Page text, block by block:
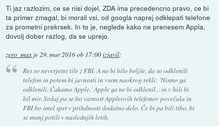
Ti jaz razlozim, ce se nisi dojel, ZDA ima precedencno pravo, ce bi
ta primer zmagal, bi morali vsi, od googla naprej odklepati telefone
za prometni prekrsek. In to je, neglede kako ne prenesem Appla,
dovolj dober razlog, da se uprejo.
zero_max je29. mar 2016 ob 17:00izjavil:
Res so neverjetni tile z FBI. A ne bi bilo boljše, da so odklenili
telefon in potem bi javnosti in vsem naokrog rekli: 'Nismo ga
odklenili. Čakamo Apple.' Apple ga ne bi odklenil... in v hiši bi
bil mir. Sedaj pa se bo varnost Appleovih telefonov povečala in
FBI bo imel spet v prihdnosti dodatno delo. Če bi pa bili tiho, bi
se manj potili v naslednjih letih.